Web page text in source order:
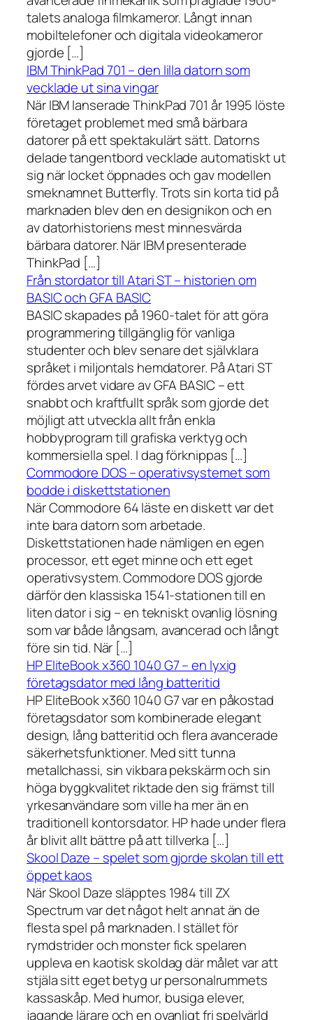
talets analoga filmkameror. Långt innan
mobiltelefoner och digitala videokameror
gjorde […]
IBM ThinkPad 701 – den lilla datorn som
vecklade ut sina vingar
När IBM lanserade ThinkPad 701 år 1995 löste
företaget problemet med små bärbara
datorer på ett spektakulärt sätt. Datorns
delade tangentbord vecklade automatiskt ut
sig när locket öppnades och gav modellen
smeknamnet Butterfly. Trots sin korta tid på
marknaden blev den en designikon och en
av datorhistoriens mest minnesvärda
bärbara datorer. När IBM presenterade
ThinkPad […]
Från stordator till Atari ST – historien om
BASIC och GFA BASIC
BASIC skapades på 1960-talet för att göra
programmering tillgänglig för vanliga
studenter och blev senare det självklara
språket i miljontals hemdatorer. På Atari ST
fördes arvet vidare av GFA BASIC – ett
snabbt och kraftfullt språk som gjorde det
möjligt att utveckla allt från enkla
hobbyprogram till grafiska verktyg och
kommersiella spel. I dag förknippas […]
Commodore DOS – operativsystemet som
bodde i diskettstationen
När Commodore 64 läste en diskett var det
inte bara datorn som arbetade.
Diskettstationen hade nämligen en egen
processor, ett eget minne och ett eget
operativsystem. Commodore DOS gjorde
därför den klassiska 1541-stationen till en
liten dator i sig – en tekniskt ovanlig lösning
som var både långsam, avancerad och långt
före sin tid. När […]
HP EliteBook x360 1040 G7 – en lyxig
företagsdator med lång batteritid
HP EliteBook x360 1040 G7 var en påkostad
företagsdator som kombinerade elegant
design, lång batteritid och flera avancerade
säkerhetsfunktioner. Med sitt tunna
metallchassi, sin vikbara pekskärm och sin
höga byggkvalitet riktade den sig främst till
yrkesanvändare som ville ha mer än en
traditionell kontorsdator. HP hade under flera
år blivit allt bättre på att tillverka […]
Skool Daze – spelet som gjorde skolan till ett
öppet kaos
När Skool Daze släpptes 1984 till ZX
Spectrum var det något helt annat än de
flesta spel på marknaden. I stället för
rymdstrider och monster fick spelaren
uppleva en kaotisk skoldag där målet var att
stjäla sitt eget betyg ur personalrummets
kassaskåp. Med humor, busiga elever,
jagande lärare och en ovanligt fri spelvärld